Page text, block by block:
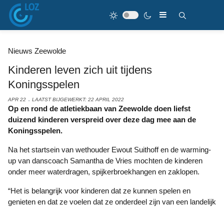
Nieuws Zeewolde
Kinderen leven zich uit tijdens
Koningsspelen
APR 22 LAATST BIJGEWERKT: 22 APRIL 2022
Op en rond de atletiekbaan van Zeewolde doen liefst
duizend kinderen verspreid over deze dag mee aan de
Koningsspelen.
Na het startsein van wethouder Ewout Suithoff en de warming-
up van danscoach Samantha de Vries mochten de kinderen
onder meer waterdragen, spijkerbroekhangen en zaklopen.
“Het is belangrijk voor kinderen dat ze kunnen spelen en
genieten en dat ze voelen dat ze onderdeel zijn van een landelijk